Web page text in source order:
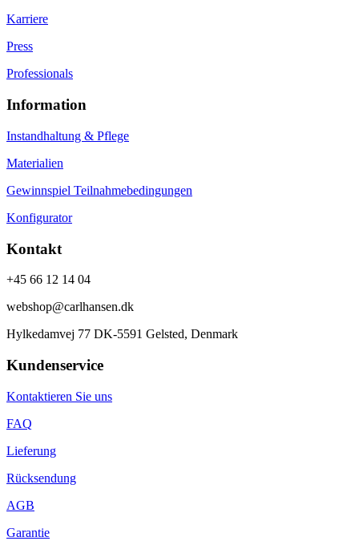
Karriere
Press
Professionals
Information
Instandhaltung & Pflege
Materialien
Gewinnspiel Teilnahmebedingungen
Konfigurator
Kontakt
+45 66 12 14 04
webshop@carlhansen.dk
Hylkedamvej 77 DK-5591 Gelsted, Denmark
Kundenservice
Kontaktieren Sie uns
FAQ
Lieferung
Rücksendung
AGB
Garantie